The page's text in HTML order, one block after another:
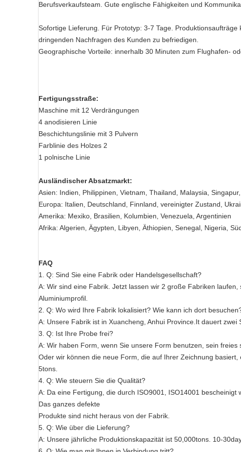
Berufsverkaufsteam. Gute englische Fähigkeiten und
Sofortige Lieferung. Für Prototyp: 3-7 Tage.
dringenden Nachfragen des Kunden zu befriedigen.
Geographische Vorteile: innerhalb 30 Minuten zum Flughafen-
Fertigungsstraße:
Maschine mit 12 Verdrängungen
4 anodisieren Linie
Beschichtungslinie mit 3 Pulvern
Farblinie des Holzes 2
1 polnische Linie
Ausländischer Absatzmarkt:
Asien: Indien, Philippinen, Vietnam, Thailand, Malaysia,
Europa: Italien, Deutschland, Finnland, vereinigter Zustand,
Amerika: Mexiko, Brasilien, Kolumbien, Venezuela, Argentinien
Afrika: Algerien, Ägypten, Libyen, Äthiopien, Senegal, Nigeria,
FAQ
1. Q: Sind Sie eine Fabrik oder Handelsgesellschaft?
A: Wir sind eine Fabrik. Jetzt lassen wir 2 große Fabriken
Aluminiumprofil.
2. Q: Wo wird Ihre Fabrik lokalisiert? Wie kann ich dort
A: Unsere Fabrik ist in Xuancheng, Anhui Province.It dauert zwei
3. Q: Ist Ihre Probe frei?
A: Wir haben Form, wenn Sie unsere Form benutzen, sein freies
Oder wir können die neue Form, die auf Ihrer Zeichnung
5tons.
4. Q: Wie steuern Sie die Qualität?
A: Da eine Fertigung, die durch ISO9001, ISO14001 bescheinigt
Das ganzes defekte
Produkte sind nicht heraus von der Fabrik.
5. Q: Wie über die Lieferung?
A: Unsere jährliche Produktionskapazität ist 50,000tons. 10-